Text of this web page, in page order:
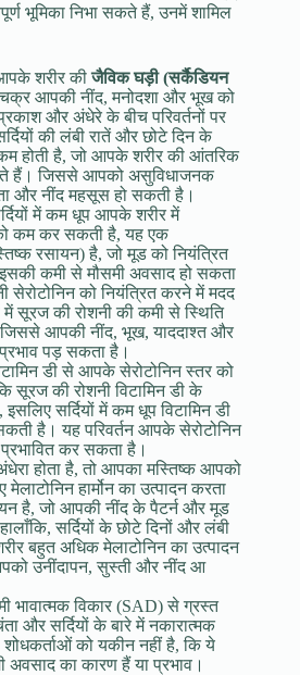
भूमिका निभा सकते हैं, उनमें शामिल
शरीर कीजैविक घड़ी (सर्कैडियन
आपकी नींद, मनोदशा और भूख को
और अंधेरे के बीच परिवर्तनों पर
की लंबी रातें और छोटे दिन के
होती है, जो आपके शरीर की आंतरिक
हैं। जिससे आपको असुविधाजनक
और नींद महसूस हो सकती है।
में कम धूप आपके शरीर में
कम कर सकती है, यह एक
रसायन) है, जो मूड को नियंत्रित
कमी से मौसमी अवसाद हो सकता
सेरोटोनिन को नियंत्रित करने में मदद
में सूरज की रोशनी की कमी से स्थिति
आपकी नींद, भूख, याददाश्त और
पड़ सकता है।
डी से आपके सेरोटोनिन स्तर को
सूरज की रोशनी विटामिन डी के
सर्दियों में कम धूप विटामिन डी
है। यह परिवर्तन आपके सेरोटोनिन
कर सकता है।
होता है, तो आपका मस्तिष्क आपको
हार्मोन का उत्पादन करता
है, जो आपकी नींद के पैटर्न और मूड
सर्दियों के छोटे दिनों और लंबी
बहुत अधिक मेलाटोनिन का उत्पादन
उनींदापन, सुस्ती और नींद आ
भावात्मक विकार (SAD) से ग्रस्त
और सर्दियों के बारे में नकारात्मक
शोधकर्ताओं को यकीन नहीं है, कि ये
अवसाद का कारण हैं या प्रभाव।